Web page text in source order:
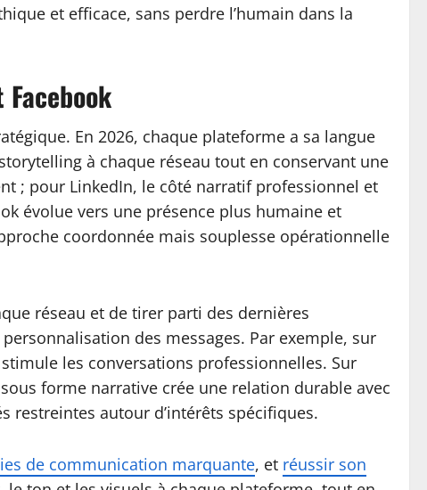
et efficace, sans perdre l’humain dans la
En 2026, chaque plateforme a sa langue
à chaque réseau tout en conservant une
; pour LinkedIn, le côté narratif professionnel et
évolue vers une présence plus humaine et
coordonnée mais souplesse opérationnelle
réseau et de tirer parti des dernières
des messages. Par exemple, sur
les conversations professionnelles. Sur
forme narrative crée une relation durable avec
restreintes autour d’intérêts spécifiques.
de communication marquante, et réussir son